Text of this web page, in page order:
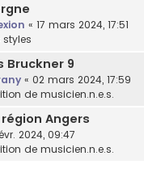
« 17 mars 2024, 17:51
Bruckner 9
« 02 mars 2024, 17:59
de musicien.n.e.s.
Angers
2024, 09:47
de musicien.n.e.s.